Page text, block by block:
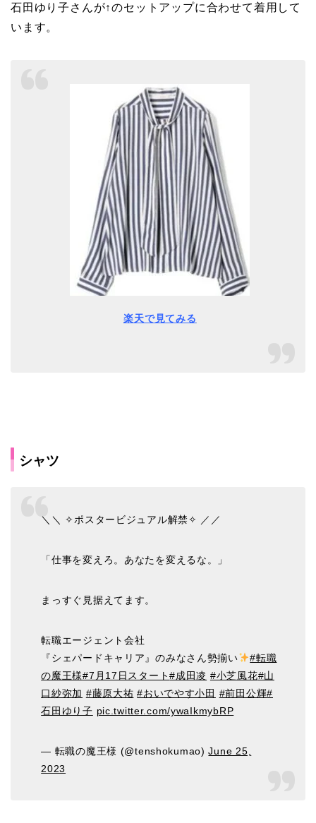
石田ゆり子さんが↑のセットアップに合わせて着用して
います。
楽天で見てみる
シャツ
＼＼ ✧ポスタービジュアル解禁✧ ／／
「仕事を変えろ。あなたを変えるな。」
まっすぐ見据えてます。
転職エージェント会社
『シェパードキャリア』のみなさん勢揃い
#転職
の魔王様#7月17日スタート#成田凌 #小芝風花#山
口紗弥加 #藤原大祐 #おいでやす小田 #前田公輝#
石田ゆり子 pic.twitter.com/ywaIkmybRP
— 転職の魔王様 (@tenshokumao)June 25,
2023